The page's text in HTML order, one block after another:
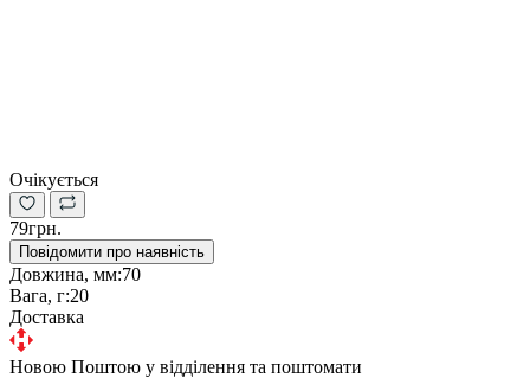
Очікується
79грн.
Повідомити про наявність
Довжина, мм:70
Вага, г:20
Доставка
Новою Поштою у відділення та поштомати